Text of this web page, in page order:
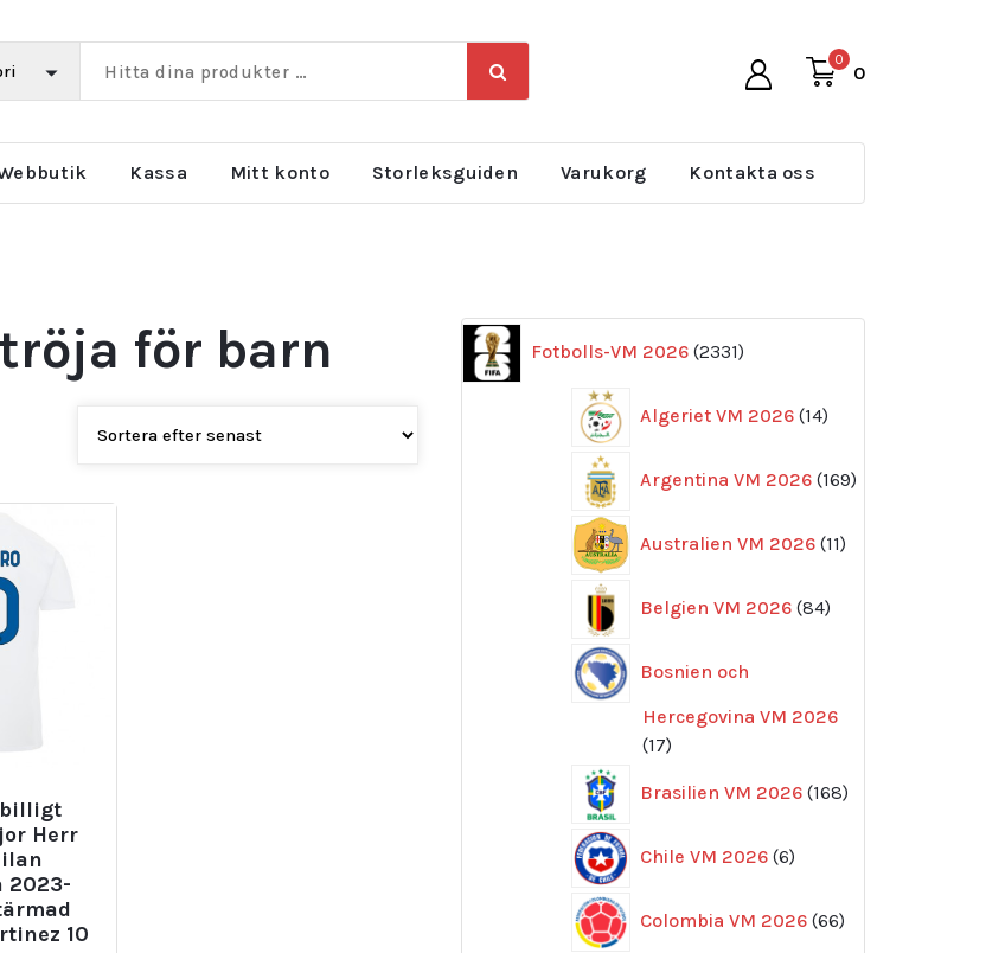
0
0
Kassa Mitt konto Storleksguiden Varukorg Kontakta oss
för barn
Herr
2023-
10
Fotbolls-VM 2026 2331
produkter
Algeriet VM 2026 14
produkter
Argentina VM 2026 169
produkter
Australien VM 2026 11
produkter
Belgien VM 2026 84
produkter
Bosnien och
Hercegovina VM 2026
1717
Brasilien VM 2026 168
produkter
Chile VM 2026 6
produkter
Colombia VM 2026 66
produkter